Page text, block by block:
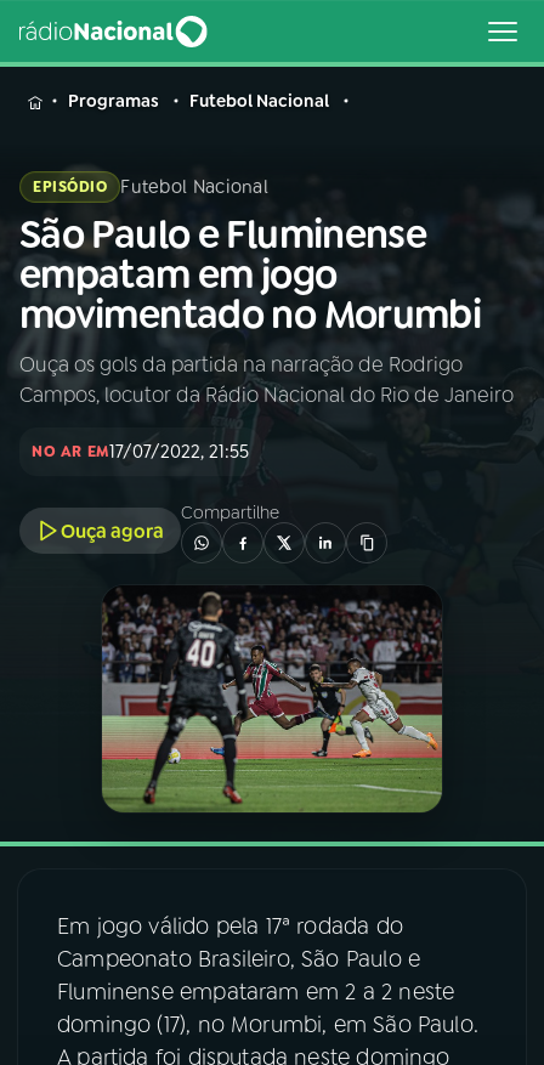
MENU
Buscar
na
Rádio
Nacional
Buscar
AO VIVO
INÍCIO
A RÁDIO
PROGRAMAÇÃO
PROGRAMAS
PODCASTS
06VIDEOCASTS
07 ÚLTIMAS
08 FESTIVAL DE MÚSICA
Programas Futebol Nacional
EPISÓDIO Futebol Nacional
São Paulo e Fluminense
empatam em jogo
movimentado no Morumbi
Ouça os gols da partida na narração de Rodrigo
Campos, locutor da Rádio Nacional do Rio de Janeiro
NO AR EM17/07/2022, 21:55
Ouça agora
Compartilhe
Em jogo válido pela 17ª rodada do
Campeonato Brasileiro, São Paulo e
Fluminense empataram em 2 a 2 neste
domingo (17), no Morumbi, em São Paulo.
A partida foi disputada neste domingo